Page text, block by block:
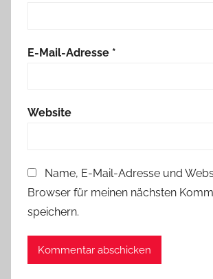
E-Mail-Adresse *
Website
Name, E-Mail-Adresse und
Browser für meinen nächsten
speichern.